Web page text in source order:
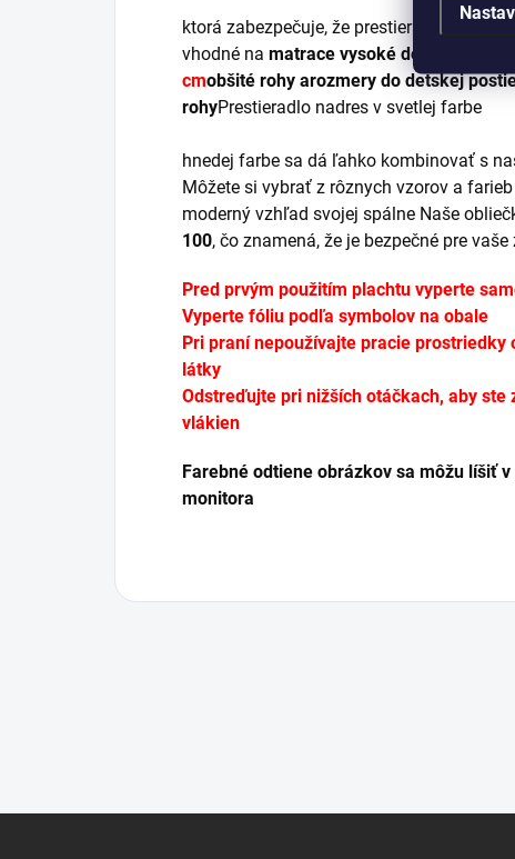
ktorá zabezpečuje, že prestieradlo pevne
vhodné na matrace vysoké do 25 cm
cmobšité rohy arozmery do detskej
rohyPrestieradlo nadres v svetlej farbe
hnedej farbe sa dá ľahko kombinovať s
Môžete si vybrať z rôznych vzorov a
moderný vzhľad svojej spálne Naše
100, čo znamená, že je bezpečné pre
Pred prvým použitím plachtu vyperte
Vyperte fóliu podľa symbolov na obale
Pri praní nepoužívajte pracie
látky
Odstreďujte pri nižších otáčkach, aby
vlákien
Farebné odtiene obrázkov sa môžu líšiť
monitora